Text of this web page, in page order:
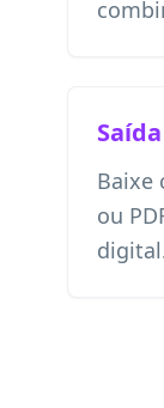
Baixe
ou